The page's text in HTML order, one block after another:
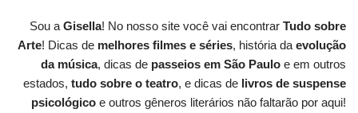
Sou a Gisella! No nosso site você vai encontrar Tudo sobre
Arte! Dicas de melhores filmes e séries, história da evolução
da música, dicas de passeios em São Paulo e em outros
estados, tudo sobre o teatro, e dicas de livros de suspense
psicológico e outros gêneros literários não faltarão por aqui!